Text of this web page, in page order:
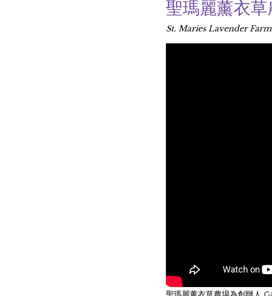
聖瑪麗薰衣
St. Maries Lavender